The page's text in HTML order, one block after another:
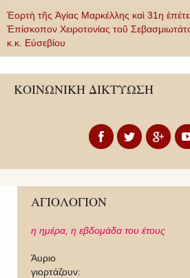
Ἑορτὴ τῆς Ἁγίας Μαρκέλλης καὶ 31η
Ἐπίσκοπον Χειροτονίας τοῦ
κ.κ. Εὐσεβίου
ΚΟΙΝΩΝΙΚΗ ΔΙΚΤΥΩΣΗ
ΑΓΙΟΛΟΓΙΟΝ
η ημέρα, η εβδομάδα του έτους
Άυριο
γιορτάζουν: